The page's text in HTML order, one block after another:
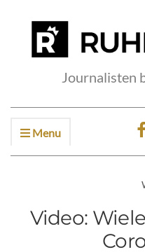
Journalisten
Menu
Video: